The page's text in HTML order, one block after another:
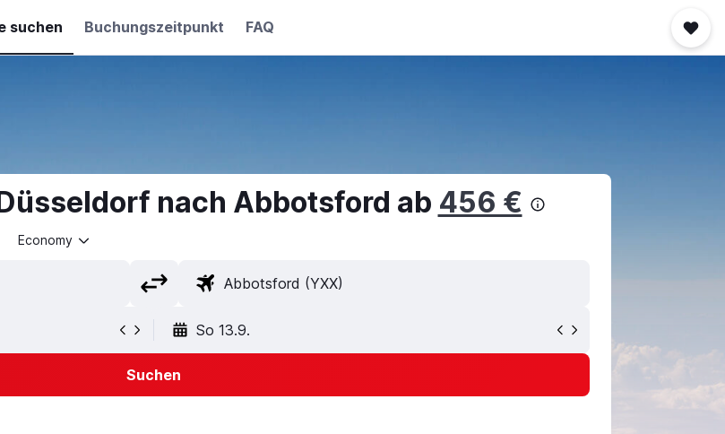
suchen Buchungszeitpunkt FAQ
nach Abbotsford ab 456 €
Economy
So 13.9.
Suchen